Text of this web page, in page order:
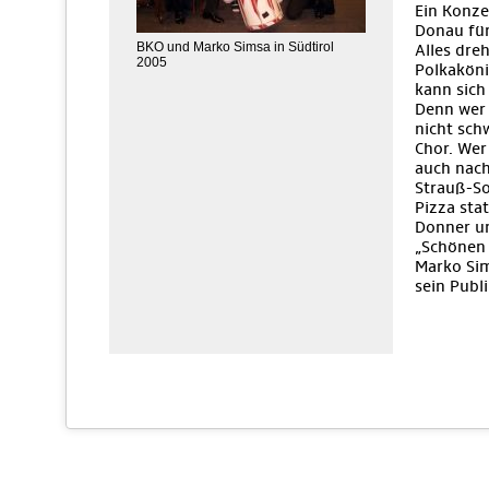
BKO und Marko Simsa in Südtirol
2005
Ein
Donau
Alles
kann
Denn
nicht
Chor.
auch
Strauß-
Pizza
Donner
Marko
sein